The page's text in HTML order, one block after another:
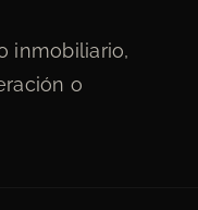
inmobiliario,
o